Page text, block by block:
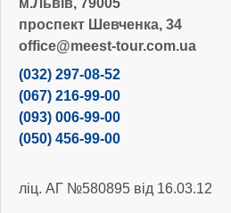
м.Львів, 79005
проспект Шевченка, 34
office@meest-tour.com.ua
(032) 297-08-52
(067) 216-99-00
(093) 006-99-00
(050) 456-99-00
ліц. АГ №580895 від 16.03.12